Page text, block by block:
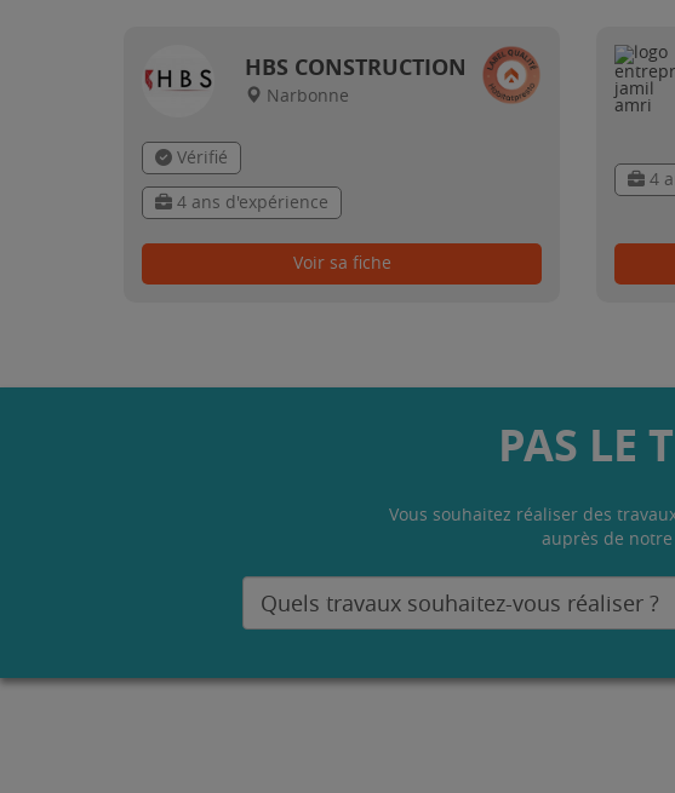
HBS CONSTRUCTION
Narbonne
Vérifié
4 ans d'expérience
Voir sa fiche
4
PAS LE
Vous souhaitez réaliser des
auprès de